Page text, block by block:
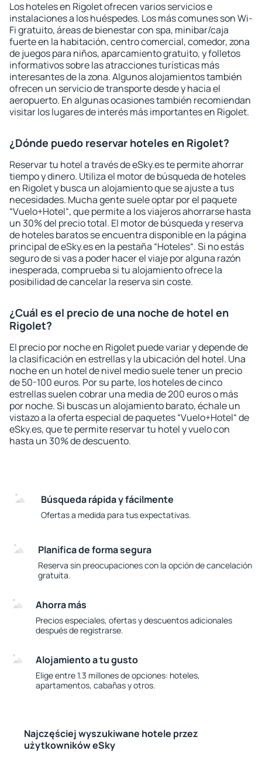
Los hoteles en Rigolet ofrecen varios servicios e
instalaciones a los huéspedes. Los más comunes son Wi-
Fi gratuito, áreas de bienestar con spa, minibar/caja
fuerte en la habitación, centro comercial, comedor, zona
de juegos para niños, aparcamiento gratuito, y folletos
informativos sobre las atracciones turísticas más
interesantes de la zona. Algunos alojamientos también
ofrecen un servicio de transporte desde y hacia el
aeropuerto. En algunas ocasiones también recomiendan
visitar los lugares de interés más importantes en Rigolet.
¿Dónde puedo reservar hoteles en Rigolet?
Reservar tu hotel a través de eSky.es te permite ahorrar
tiempo y dinero. Utiliza el motor de búsqueda de hoteles
en Rigolet y busca un alojamiento que se ajuste a tus
necesidades. Mucha gente suele optar por el paquete
“Vuelo+Hotel“, que permite a los viajeros ahorrarse hasta
un 30% del precio total. El motor de búsqueda y reserva
de hoteles baratos se encuentra disponible en la página
principal de eSky.es en la pestaña “Hoteles“. Si no estás
seguro de si vas a poder hacer el viaje por alguna razón
inesperada, comprueba si tu alojamiento ofrece la
posibilidad de cancelar la reserva sin coste.
¿Cuál es el precio de una noche de hotel en
Rigolet?
El precio por noche en Rigolet puede variar y depende de
la clasificación en estrellas y la ubicación del hotel. Una
noche en un hotel de nivel medio suele tener un precio
de 50-100 euros. Por su parte, los hoteles de cinco
estrellas suelen cobrar una media de 200 euros o más
por noche. Si buscas un alojamiento barato, échale un
vistazo a la oferta especial de paquetes “Vuelo+Hotel“ de
eSky.es, que te permite reservar tu hotel y vuelo con
hasta un 30% de descuento.
Búsqueda rápida y fácilmente
Ofertas a medida para tus expectativas.
Planifica de forma segura
Reserva sin preocupaciones con la opción de cancelación
gratuita.
Ahorra más
Precios especiales, ofertas y descuentos adicionales
después de registrarse.
Alojamiento a tu gusto
Elige entre 1.3 millones de opciones: hoteles,
apartamentos, cabañas y otros.
Najczęściej wyszukiwane hotele przez
użytkowników eSky